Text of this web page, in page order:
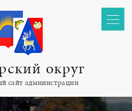
округ
сайт администрации